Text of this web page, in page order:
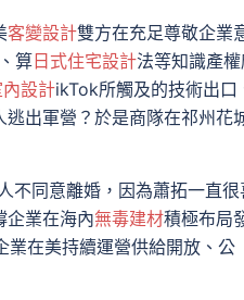
客變設計雙方在充足尊敬企業
算 日式住宅設計法等知識產
設計ikTok所觸及的技術出口
出軍營？於是商隊在祁州花
不同意離婚，因為蕭拓一直很
企業在海內無毒建材積極布局
業在美持續運營供給開放、公